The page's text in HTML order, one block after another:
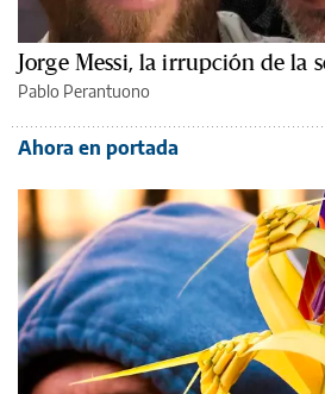
Jorge Messi, la irrupción de la
Pablo Perantuono
Ahora en portada